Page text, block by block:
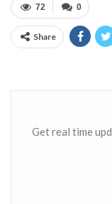
0
72
Share
Get real time